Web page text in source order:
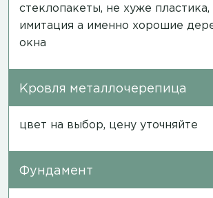
стеклопакеты, не хуже пластика,
имитация а именно хорошие
окна
Кровля металлочерепица
цвет на выбор, цену уточняйте
Фундамент